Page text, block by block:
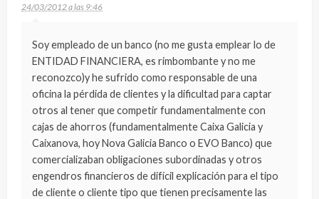
24/03/2012 a las 9:46
Soy empleado de un banco (no me gusta emplear lo de
ENTIDAD FINANCIERA, es rimbombante y no me
reconozco)y he sufrido como responsable de una
oficina la pérdida de clientes y la dificultad para captar
otros al tener que competir fundamentalmente con
cajas de ahorros (fundamentalmente Caixa Galicia y
Caixanova, hoy Nova Galicia Banco o EVO Banco) que
comercializaban obligaciones subordinadas y otros
engendros financieros de difícil explicación para el tipo
de cliente o cliente tipo que tienen precisamente las